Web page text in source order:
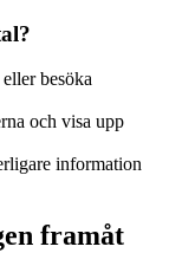
besöka
och visa upp
information
framåt